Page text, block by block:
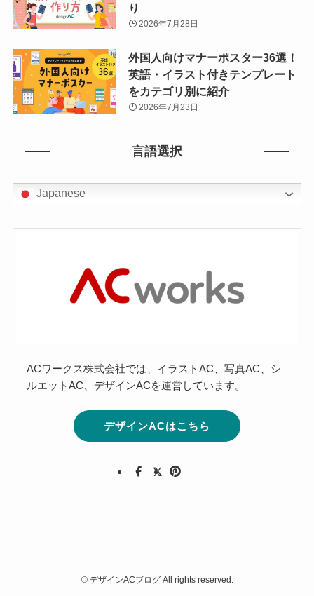
り
2026年7月28日
外国人向けマナーポスター36選！
英語・イラスト付きテンプレート
をカテゴリ別に紹介
2026年7月23日
言語選択
Japanese
ACワークス株式会社では、イラストAC、写真AC、シ
ルエットAC、デザインACを運営しています。
デザインACはこちら
©デザインACブログ All rights reserved.